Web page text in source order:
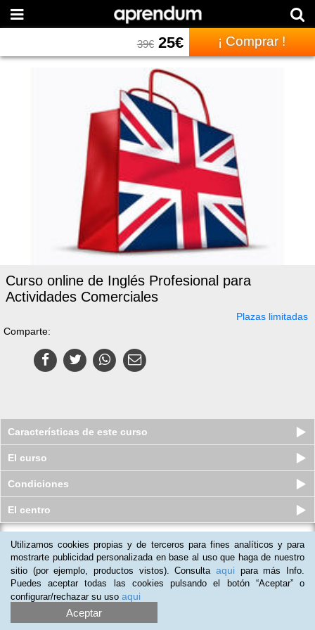
39€25€ ¡ Comprar !
Curso online de Inglés Profesional para
Actividades Comerciales
Plazas limitadas
Comparte:
Características de este curso
El curso
Condiciones
El centro
Curso online de Inglés Esencial.
Preguntas Frecuentes
Plazas limitadas
49€29
( 3)
Utilizamos cookies propias y de terceros para fines analíticos y para
mostrarte publicidad personalizada en base al uso que haga de nuestro
sitio (por ejemplo, productos vistos). Consulta aqui para más Info.
Puedes aceptar todas las cookies pulsando el botón “Aceptar” o
configurar/rechazar su uso aqui
Aceptar